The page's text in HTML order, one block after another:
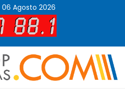
06 Agosto 2026